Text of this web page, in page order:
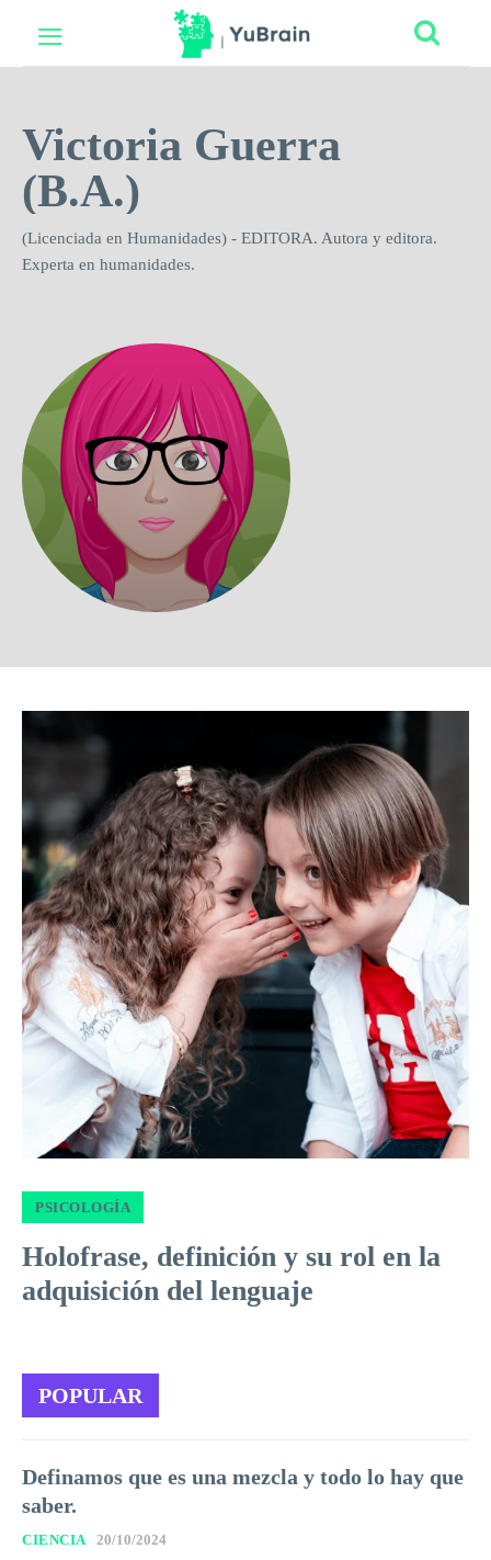
Victoria Guerra
(B.A.)
(Licenciada en Humanidades) - EDITORA. Autora y editora.
Experta en humanidades.
PSICOLOGÍA
Holofrase, definición y su rol en la
adquisición del lenguaje
POPULAR
Definamos que es una mezcla y todo lo hay que
saber.
CIENCIA 20/10/2024